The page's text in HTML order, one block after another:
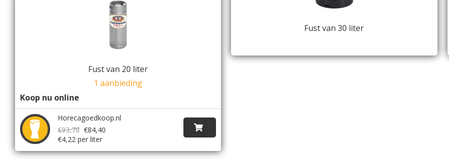
Fust van 20 liter
1 aanbieding
Koop nu online
Horecagoedkoop.nl
€93,78 €84,40
€4,22 per liter
Fust van 30 liter